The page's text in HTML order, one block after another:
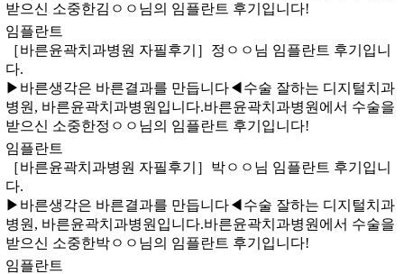
받으신 소중한김ㅇㅇ님의 임플란트 후기입니다!
임플란트
［바른윤곽치과병원 자필후기］정ㅇㅇ님 임플란트 후기입니
다.
​▶바른생각은 바른결과를 만듭니다◀수술 잘하는 디지털치과
병원, 바른윤곽치과병원입니다. 바른윤곽치과병원에서 수술을
받으신 소중한정ㅇㅇ님의 임플란트 후기입니다!
임플란트
［바른윤곽치과병원 자필후기］박ㅇㅇ님 임플란트 후기입니
다.
​▶바른생각은 바른결과를 만듭니다◀수술 잘하는 디지털치과
병원, 바른윤곽치과병원입니다. 바른윤곽치과병원에서 수술을
받으신 소중한박ㅇㅇ님의 임플란트 후기입니다!
임플란트